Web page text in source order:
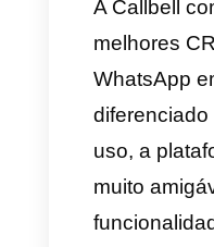
Uma
conta